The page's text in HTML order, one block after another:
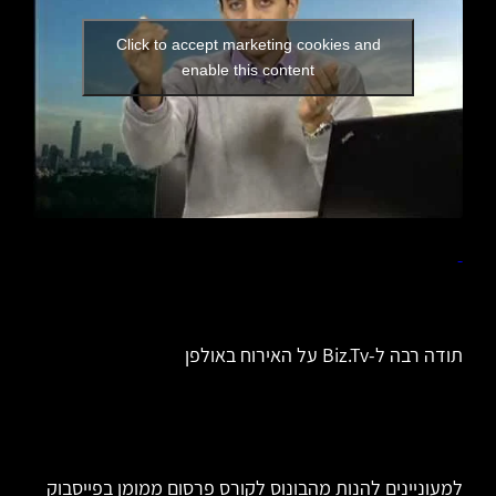
Click to accept marketing cookies and
enable this content
תודה רבה ל-Biz.Tv על האירוח באולפן
למעוניינים להנות מהבונוס לקורס פרסום ממומן בפייסבוק